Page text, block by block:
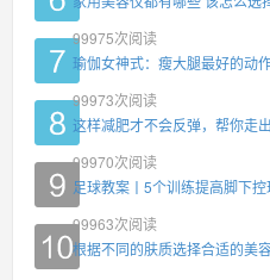
99975次阅读
瑜伽女神式：瘦大腿最好的动
99973次阅读
这样减肥才不会反弹，帮你走
99970次阅读
足球教案丨5个训练提高脚下
99963次阅读
根据不同的肤质选择合适的美